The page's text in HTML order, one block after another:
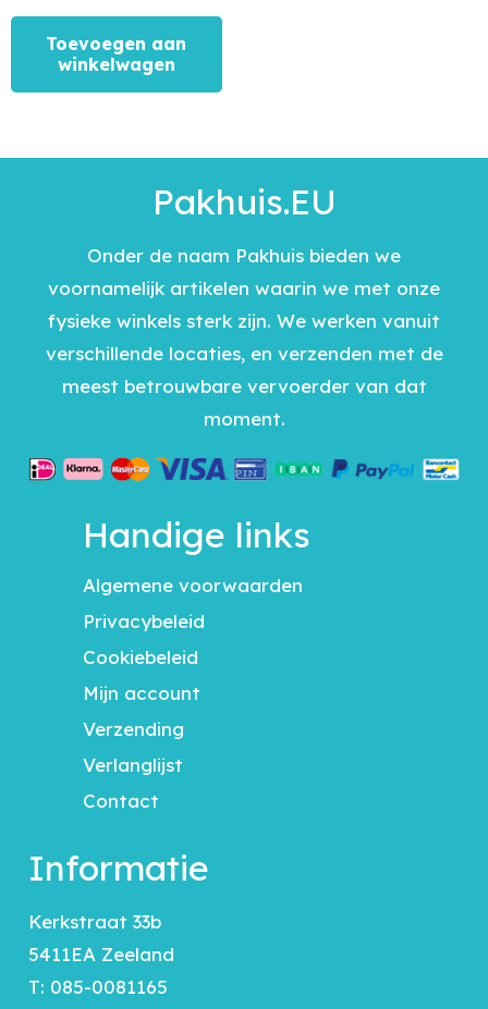
Toevoegen aan
winkelwagen
Pakhuis.EU
Onder de naam Pakhuis bieden we
voornamelijk artikelen waarin we met onze
fysieke winkels sterk zijn. We werken vanuit
verschillende locaties, en verzenden met de
meest betrouwbare vervoerder van dat
moment.
Handige links
Algemene voorwaarden
Privacybeleid
Cookiebeleid
Mijn account
Verzending
Verlanglijst
Contact
Informatie
Kerkstraat 33b
5411EA Zeeland
T: 085-0081165